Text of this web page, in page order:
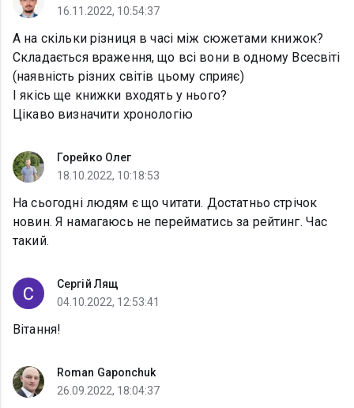
16.11.2022, 10:54:37
А на скільки різниця в часі між сюжетами книжок?
Складається враження, що всі вони в одному Всесвіті
(наявність різних світів цьому сприяє)
І якісь ще книжки входять у нього?
Цікаво визначити хронологію
Горейко Олег
18.10.2022, 10:18:53
На сьогодні людям є що читати. Достатньо стрічок
новин. Я намагаюсь не перейматись за рейтинг. Час
такий.
Сергій Лящ
04.10.2022, 12:53:41
Вітання!
Roman Gaponchuk
26.09.2022, 18:04:37